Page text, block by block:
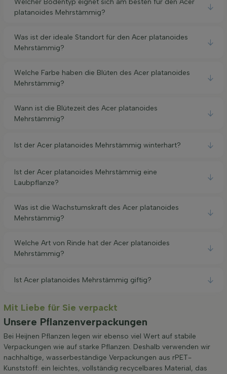
platanoides Mehrstämmig?
Was ist der ideale Standort für den Acer platanoides
Mehrstämmig?
Welche Farbe haben die Blüten des Acer platanoides
Mehrstämmig?
Wann ist die Blütezeit des Acer platanoides
Mehrstämmig?
Ist der Acer platanoides Mehrstämmig winterhart?
Ist der Acer platanoides Mehrstämmig eine
Laubpflanze?
Was ist die Wachstumskraft des Acer platanoides
Mehrstämmig?
Welche Art von Rinde hat der Acer platanoides
Mehrstämmig?
Ist Acer platanoides Mehrstämmig giftig?
Mit Liebe für Sie verpackt
Unsere Pflanzenverpackungen
Bei Heijnen Pflanzen legen wir ebenso viel Wert auf stabile
Verpackungen wie auf starke Pflanzen. Deshalb verwenden wir
nachhaltige, wasserbeständige Verpackungen aus rPET-
Kunststoff: ein leichtes, vollständig recycelbares Material, das